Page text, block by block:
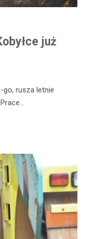
już
go, rusza letnie